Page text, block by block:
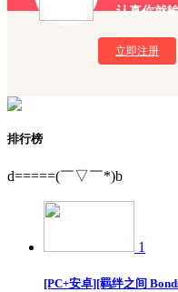
认真你就
立即注册
排行榜
d=====(￣▽￣*)b
1
[PC+安卓][羁绊之间